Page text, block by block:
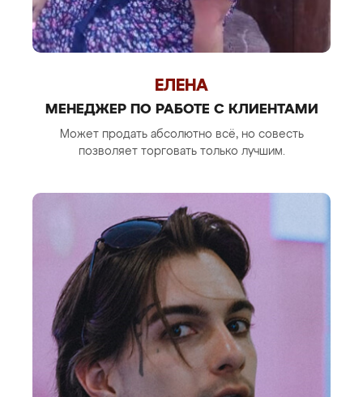
ЕЛЕНА
МЕНЕДЖЕР ПО РАБОТЕ С КЛИЕНТАМИ
Может продать абсолютно всё, но совесть
позволяет торговать только лучшим.